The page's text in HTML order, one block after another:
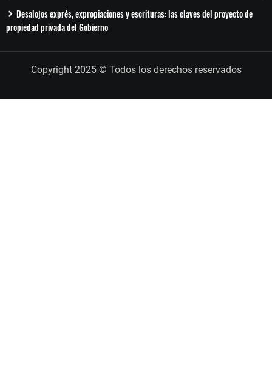
Desalojos exprés, expropiaciones y escrituras: las claves del proyecto de
propiedad privada del Gobierno
Copyright 2025 © Todos los derechos reservados